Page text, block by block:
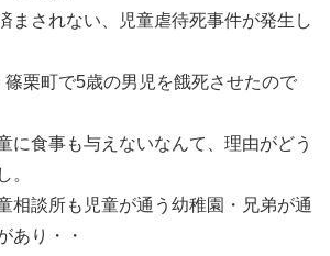
まされない、児童虐待死事件が発生し
栗町で5歳の男児を餓死させたので
に食事も与えないなんて、理由がどう
。
相談所も児童が通う幼稚園・兄弟が通
あり・・